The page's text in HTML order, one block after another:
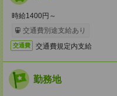
時給1400円～
交通費別途支給あり
交通費 交通費規定内支給
勤務地